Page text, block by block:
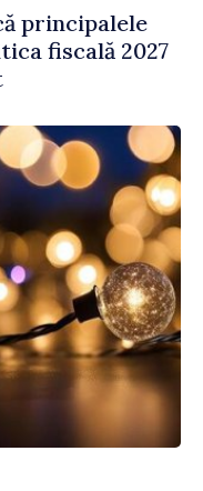
principalele
fiscală 2027